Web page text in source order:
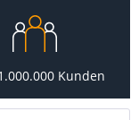
Kunden